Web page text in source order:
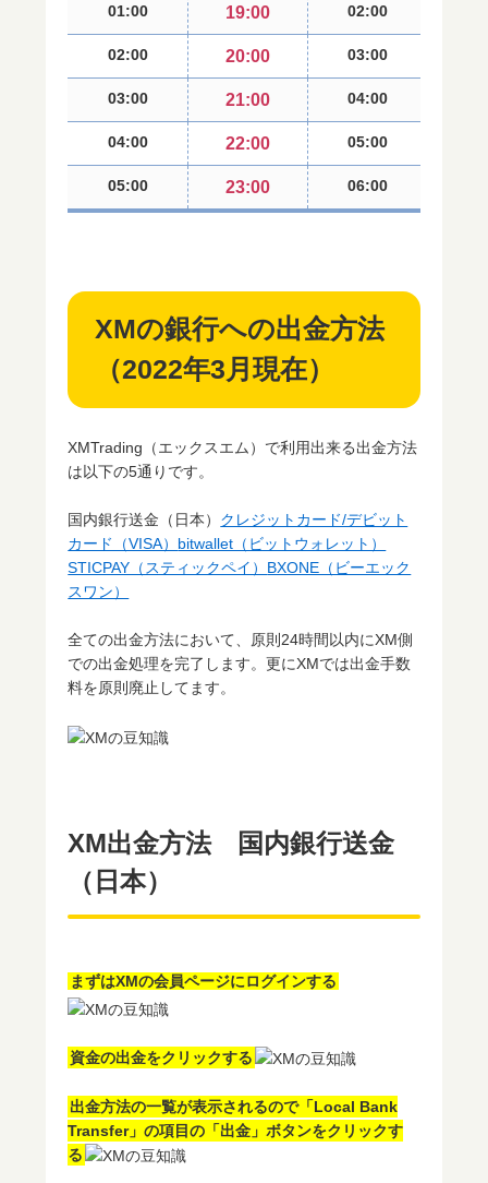
01:00 19:00 02:00
02:00 20:00 03:00
03:00 21:00 04:00
04:00 22:00 05:00
05:00 23:00 06:00
XMの銀行への出金方法
（2022年3月現在）
XMTrading（エックスエム）で利用出来る出金方法
は以下の5通りです。
国内銀行送金（日本） クレジットカード/デビット
カード（VISA） bitwallet（ビットウォレット）
STICPAY（スティックペイ） BXONE（ビーエック
スワン）
全ての出金方法において、原則24時間以内にXM側
での出金処理を完了します。更にXMでは出金手数
料を原則廃止してます。
XM出金方法 国内銀行送金
（日本）
まずはXMの会員ページにログインする
資金の出金をクリックする
出金方法の一覧が表示されるので「Local Bank
Transfer」の項目の「出金」ボタンをクリックす
る